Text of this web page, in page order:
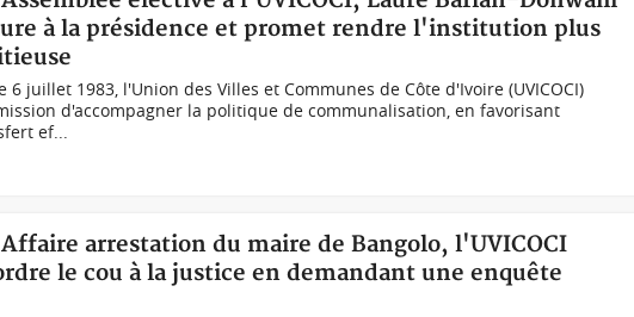
à la présidence et promet rendre l'institution plus
6 juillet 1983, l'Union des Villes et Communes de Côte d'Ivoire (UVICOCI)
d'accompagner la politique de communalisation, en favorisant
ef...
arrestation du maire de Bangolo, l'UVICOCI
le cou à la justice en demandant une enquête